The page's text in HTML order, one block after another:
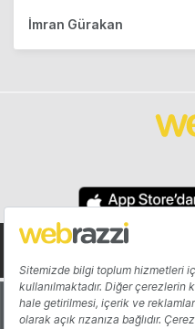
İmran Gürakan
Hakkında